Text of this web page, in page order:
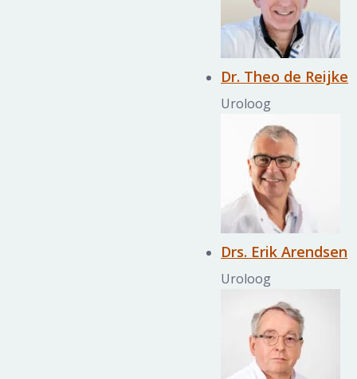
Dr. Theo de Reijke
Uroloog
Drs. Erik Arendsen
Uroloog